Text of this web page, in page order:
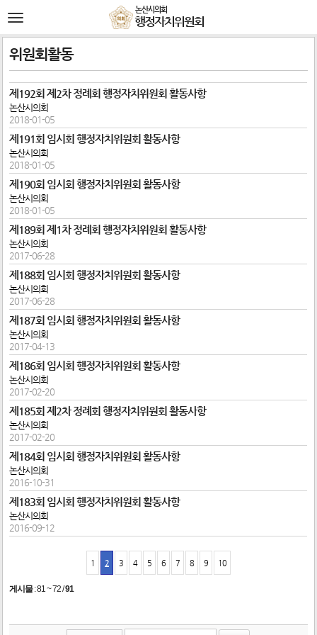
논산시의회
행정자치위원회
전
메
뉴
위원회활동
제192회 제2차 정례회 행정자치위원회 활동사항
논산시의회
2018-01-05
제191회 임시회 행정자치위원회 활동사항
논산시의회
2018-01-05
제190회 임시회 행정자치위원회 활동사항
논산시의회
2018-01-05
제189회 제1차 정례회 행정자치위원회 활동사항
논산시의회
2017-06-28
제188회 임시회 행정자치위원회 활동사항
논산시의회
2017-06-28
제187회 임시회 행정자치위원회 활동사항
논산시의회
2017-04-13
제186회 임시회 행정자치위원회 활동사항
논산시의회
2017-02-20
제185회 제2차 정례회 행정자치위원회 활동사항
논산시의회
2017-02-20
제184회 임시회 행정자치위원회 활동사항
논산시의회
2016-10-31
제183회 임시회 행정자치위원회 활동사항
논산시의회
2016-09-12
1 2 3 4 5 6 7 8 9 10
게시물:81 ~ 72/91